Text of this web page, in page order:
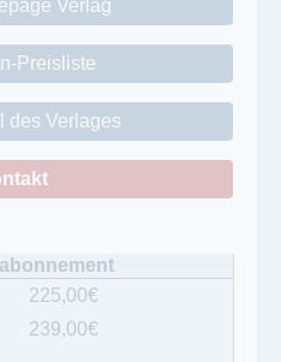
Verlag
Preisliste
des Verlages
225,00€
239,00€